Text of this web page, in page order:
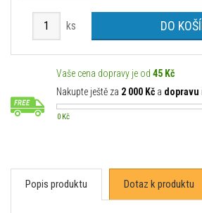
ks DO
Vaše cena dopravy je od 45 Kč
Nakupte ještě za 2 000 Kč a dopravu
0 Kč
Popis produktu Dotaz k produktu